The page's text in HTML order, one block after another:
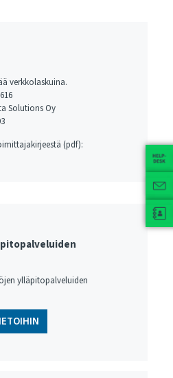
verkkolaskuina.
Solutions Oy
(pdf):
ylläpitopalveluiden